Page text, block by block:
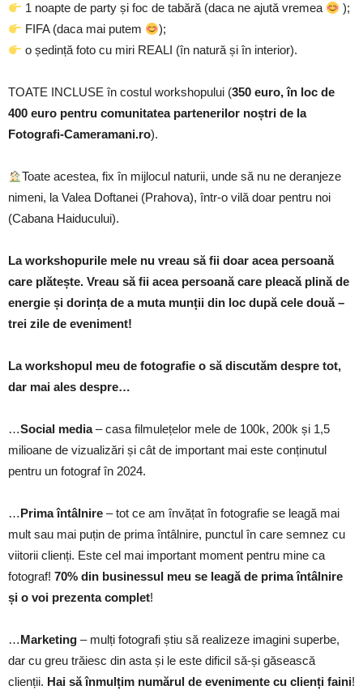
1 noapte de party și foc de tabără (daca ne ajută vremea
);
FIFA (daca mai putem
);
o ședință foto cu miri REALI (în natură și în interior).
TOATE INCLUSE în costul workshopului (350 euro, în loc de
400 euro pentru comunitatea partenerilor noștri de la
Fotografi-Cameramani.ro).
Toate acestea, fix în mijlocul naturii, unde să nu ne deranjeze
nimeni, la Valea Doftanei (Prahova), într-o vilă doar pentru noi
(Cabana Haiducului).
La workshopurile mele nu vreau să fii doar acea persoană
care plătește. Vreau să fii acea persoană care pleacă plină de
energie și dorința de a muta munții din loc după cele două –
trei zile de eveniment!
La workshopul meu de fotografie o să discutăm despre tot,
dar mai ales despre…
…Social media– casa filmulețelor mele de 100k, 200k și 1,5
milioane de vizualizări și cât de important mai este conținutul
pentru un fotograf în 2024.
…Prima întâlnire – tot ce am învățat în fotografie se leagă mai
mult sau mai puțin de prima întâlnire, punctul în care semnez cu
viitorii clienți. Este cel mai important moment pentru mine ca
fotograf! 70% din businessul meu se leagă de prima întâlnire
și o voi prezenta complet!
…Marketing – mulți fotografi știu să realizeze imagini superbe,
dar cu greu trăiesc din asta și le este dificil să-și găsească
clienții. Hai să înmulțim numărul de evenimente cu clienți faini!